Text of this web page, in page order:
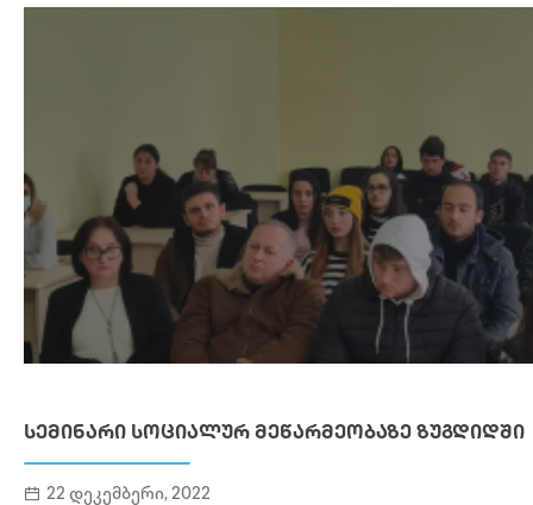
ᲡᲔᲛᲘᲜᲐᲠᲘ ᲡᲝᲪᲘᲐᲚᲣᲠ ᲛᲔᲬᲐᲠᲛᲔᲝᲑᲐᲖᲔ ᲖᲣᲒᲓᲘᲓᲨᲘ
22 დეკემბერი, 2022